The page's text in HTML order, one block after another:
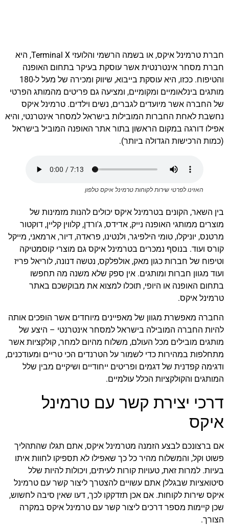
חברת טרמינל איקס, או בשמה הרשמי והלועזי Terminal X, היא
חברת מסחר אינטרנטית אשר עוסקת בעיקר בתחום האופנה
והטיפוח. ככזו, היא עוסקת בייבוא, שיווק ומכירה של מעל ל-180
מותגים בינלאומיים ומקומיים, ומציעה גם פריטים מהמותג הפרטי
של החברה אשר מיועדים לגברים, נשים וילדים. טרמינל איקס
נחשבת לאחת החברות המובילות בישראל למסחר אינטרנטי, והיא
אפילו דורגה במקום הראשון בתור אתר האופנה המוביל בישראל
(כמות הרכישות הגדולה ביותר).
האזינו לפרטי שירות לקוחות טרמינל איקס טלפון
בין השאר, הקונים בטרמינל איקס יכולים להנות מזמינות של
מוצרים ממותגי האופנה נייק, אדידס, ג'ורדן, קלווין קליין, דוקטור
מרטנס, יוניקלו, טומי הילפיגר, ולנטינו, פראדה, דיור, ארמאני, מייקל
קורס ועוד. בנוסף נמכרים בטרמינל איקס גם מוצרי קוסמטיקה
וטיפוח של חברות כגון מאק, אולפלקס, נטשה דנונה, לוריאל פריז
ועוד מגוון חברות ומותגים. אין ספק שלא משנה מה תחפשו
בתחום האופנה או היופי, תוכלו למצוא את מבוקשכם באתר
טרמינל איקס.
החברה מאפשרת מגוון של מאפיינים מיוחדים אשר הופכים אותה
להיות החברה המובילה בישראל למסחר אינטרנטי – היצע של
מותגים מובילים מכל העולם, משלוח מהיום למחר, קולקציות אשר
מתחלפות במהירות כדי לשמור על הטרנדים הכי טריים ומעודכנים,
ודגימה קפדנית של דגמים ופריטים ייחודיים ושיקיים מבין שלל
המותגים והקולקציות הכלל עולמיים.
דרכי יצירת קשר עם טרמינל
איקס
אם ברצונכם לבצע הזמנה מטרמינל איקס, אתם תגלו שהתהליך
פשוט וקל, והמשלוח מהיר כל כך שאפילו לא תספיקו לחוות איתו
בעיות. למרות זאת, טעויות קורות לעיתים, ויכולות להיות שלל
סיטואציות שבגללן אתם עשויים להצטרך ליצור קשר עם טרמינל
איקס שירות לקוחות. אם אכן תזדקקו לכך, דעו שאין סיבה לחשוש,
שכן קיימות מספר דרכים ליצור קשר עם טרמינל איקס במקרה
הצורך.